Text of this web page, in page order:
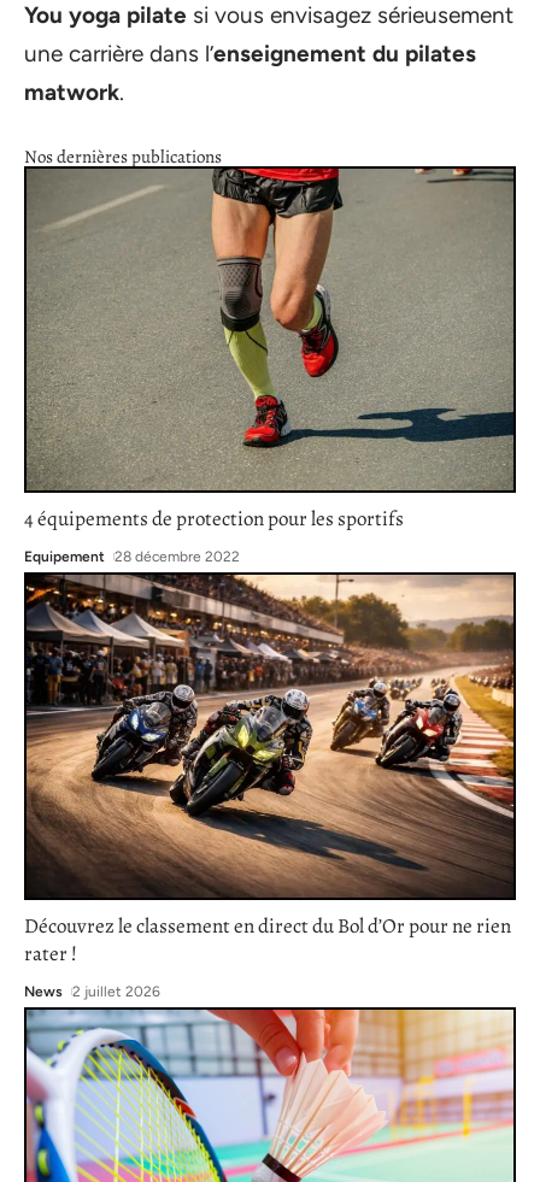
You yoga pilate si vous envisagez sérieusement
une carrière dans l’enseignement du pilates
matwork.
Nos dernières publications
4 équipements de protection pour les sportifs
Equipement 28 décembre 2022
Découvrez le classement en direct du Bol d’Or pour ne rien
rater !
News 2 juillet 2026